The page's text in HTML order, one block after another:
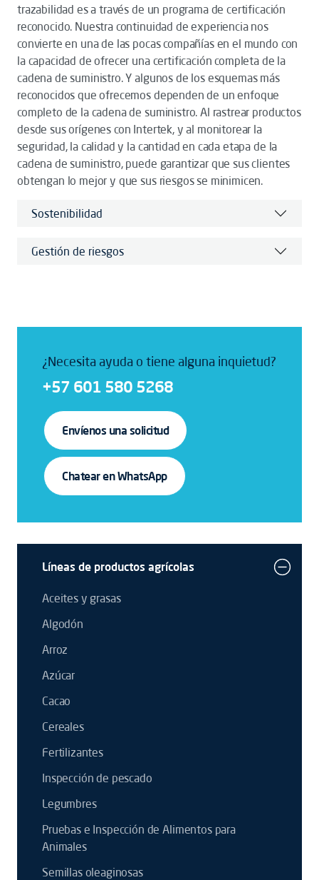
trazabilidad es a través de un programa de certificación
reconocido. Nuestra continuidad de experiencia nos
convierte en una de las pocas compañías en el mundo con
la capacidad de ofrecer una certificación completa de la
cadena de suministro. Y algunos de los esquemas más
reconocidos que ofrecemos dependen de un enfoque
completo de la cadena de suministro. Al rastrear productos
desde sus orígenes con Intertek, y al monitorear la
seguridad, la calidad y la cantidad en cada etapa de la
cadena de suministro, puede garantizar que sus clientes
obtengan lo mejor y que sus riesgos se minimicen.
Sostenibilidad
Gestión de riesgos
¿Necesita ayuda o tiene alguna inquietud?
+57 601 580 5268
Envíenos una solicitud
Chatear en WhatsApp
Líneas de productos agrícolas
Aceites y grasas
Algodón
Arroz
Azúcar
Cacao
Cereales
Fertilizantes
Inspección de pescado
Legumbres
Pruebas e Inspección de Alimentos para
Animales
Semillas oleaginosas